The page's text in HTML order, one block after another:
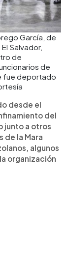
García, de
Salvador,
de
de
fue deportado
desde el
del
junto a otros
de la Mara
algunos
organización